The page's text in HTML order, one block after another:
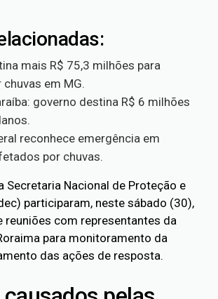
mais R$ 75,3 milhões para
em MG.
governo destina R$ 6 milhões
reconhece emergência em
por chuvas.
Secretaria Nacional de Proteção e
participaram, neste sábado (30),
reuniões com representantes da
para monitoramento da
das ações de resposta.